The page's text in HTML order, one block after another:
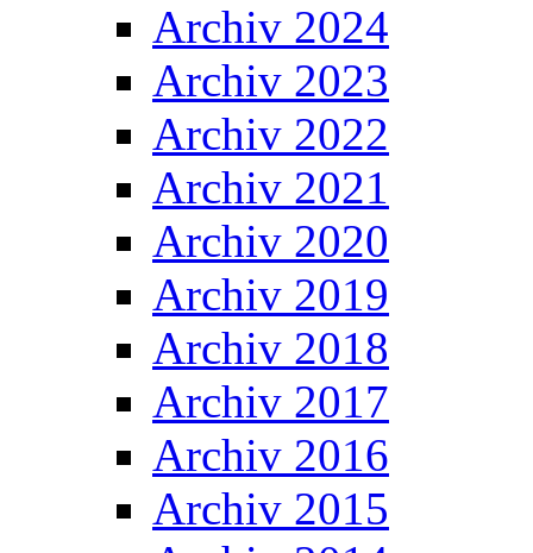
Archiv 2024
Archiv 2023
Archiv 2022
Archiv 2021
Archiv 2020
Archiv 2019
Archiv 2018
Archiv 2017
Archiv 2016
Archiv 2015